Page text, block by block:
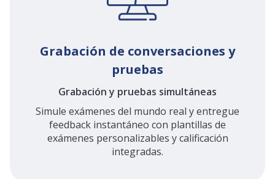
Grabación de conversaciones y
pruebas
Grabación y pruebas simultáneas
Simule exámenes del mundo real y entregue
feedback instantáneo con plantillas de
exámenes personalizables y calificación
integradas.